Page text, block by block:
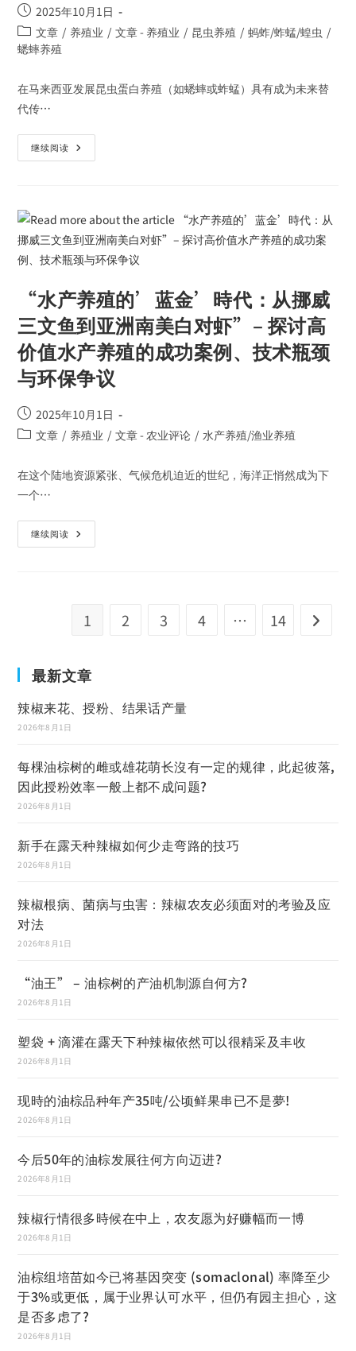
2025年10月1日
文章 / 养殖业 / 文章 - 养殖业 / 昆虫养殖 / 蚂蚱/蚱蜢/蝗虫 /
蟋蟀养殖
在马来西亚发展昆虫蛋白养殖（如蟋蟀或蚱蜢）具有成为未来替
代传…
继续阅读
“水产养殖的’蓝金’時代：从挪威
三文鱼到亚洲南美白对虾”– 探讨高
价值水产养殖的成功案例、技术瓶颈
与环保争议
2025年10月1日
文章 / 养殖业 / 文章 - 农业评论 / 水产养殖/渔业养殖
在这个陆地资源紧张、气候危机迫近的世纪，海洋正悄然成为下
一个…
继续阅读
1 2 3 4 … 14
最新文章
辣椒来花、授粉、结果话产量
2026年8月1日
每棵油棕树的雌或雄花萌长沒有一定的规律，此起彼落,
因此授粉效率一般上都不成问题?
2026年8月1日
新手在露天种辣椒如何少走弯路的技巧
2026年8月1日
辣椒根病、菌病与虫害：辣椒农友必须面对的考验及应
对法
2026年8月1日
“油王” – 油棕树的产油机制源自何方?
2026年8月1日
塑袋 + 滴灌在露天下种辣椒依然可以很精采及丰收
2026年8月1日
现時的油棕品种年产35吨/公顷鲜果串已不是夢!
2026年8月1日
今后50年的油棕发展往何方向迈进?
2026年8月1日
辣椒行情很多時候在中上，农友愿为好赚幅而一博
2026年8月1日
油棕组培苗如今已将基因突变 (somaclonal) 率降至少
于3%或更低，属于业界认可水平，但仍有园主担心，这
是否多虑了?
2026年8月1日